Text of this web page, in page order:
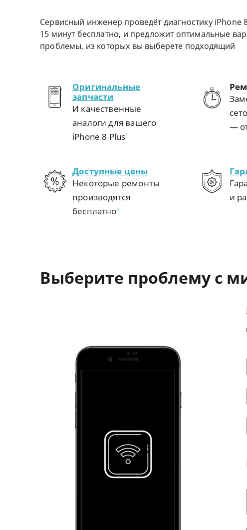
Сервисный инженер проведёт диагностику iPhone
15 минут бесплатно, и предложит оптимальные
проблемы, из которых вы выберете подходящий
Оригинальные
запчасти
И качественные
аналоги для вашего
iPhone 8 Plus1
—
Доступные цены
Некоторые ремонты
производятся
бесплатно2
и
Выберите проблему с